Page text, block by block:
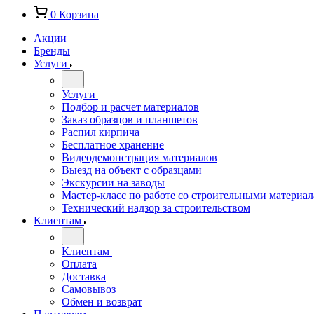
0 Корзина
Акции
Бренды
Услуги
Услуги
Подбор и расчет материалов
Заказ образцов и планшетов
Распил кирпича
Бесплатное хранение
Видеодемонстрация материалов
Выезд на объект с образцами
Экскурсии на заводы
Мастер-класс по работе со строительными
Технический надзор за строительством
Клиентам
Клиентам
Оплата
Доставка
Самовывоз
Обмен и возврат